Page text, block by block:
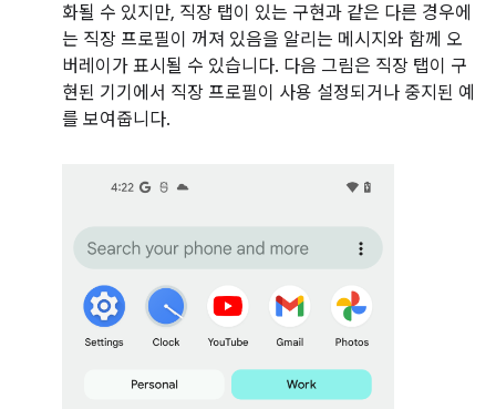
화될 수 있지만, 직장 탭이 있는 구현과 같은 다른 경우에
는 직장 프로필이 꺼져 있음을 알리는 메시지와 함께 오
버레이가 표시될 수 있습니다. 다음 그림은 직장 탭이 구
현된 기기에서 직장 프로필이 사용 설정되거나 중지된 예
를 보여줍니다.